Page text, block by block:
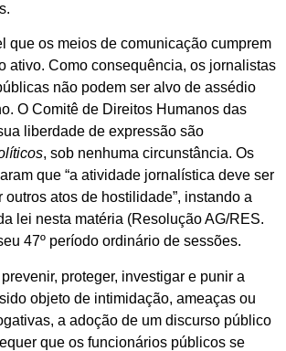
que os meios de comunicação cumprem
ativo. Como consequência, os jornalistas
não podem ser alvo de assédio
O Comitê de Direitos Humanos das
liberdade de expressão são
, sob nenhuma circunstância. Os
que “a atividade jornalística deve ser
atos de hostilidade”, instando a
lei nesta matéria (Resolução AG/RES.
47º período ordinário de sessões.
proteger, investigar e punir a
objeto de intimidação, ameaças ou
a adoção de um discurso público
que os funcionários públicos se